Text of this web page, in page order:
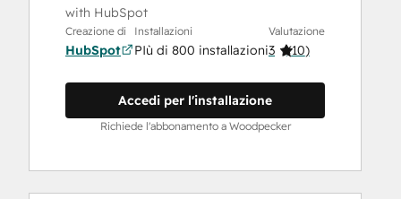
with HubSpot
Creazione di
HubSpot
Installazioni
PIù di 800 installazioni
Valutazione
3 (10)
Accedi per l'installazione
Richiede l'abbonamento a Woodpecker